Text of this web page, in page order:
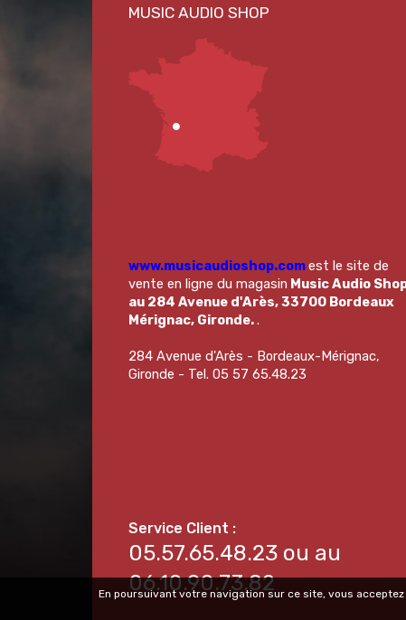
www.musicaudioshop.comest le site de
vente en ligne du magasin Music Audio
au 284 Avenue d'Arès, 33700 Bordeaux
Mérignac, Gironde..
284 Avenue d'Arès - Bordeaux-Mérignac,
Gironde - Tel. 05 57 65.48.23
05.57.65.48.23 ou au
06.10.90.73.82
En poursuivant votre navigation sur ce site, vous